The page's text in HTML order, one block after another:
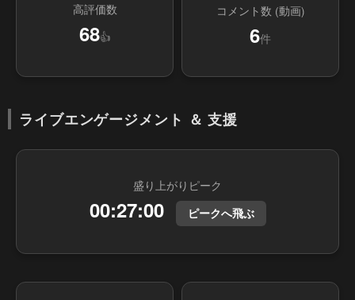
高評価数
68👍
コメント数 (動画)
6件
ライブエンゲージメント ＆ 支援
盛り上がりピーク
00:27:00 ピークへ飛ぶ